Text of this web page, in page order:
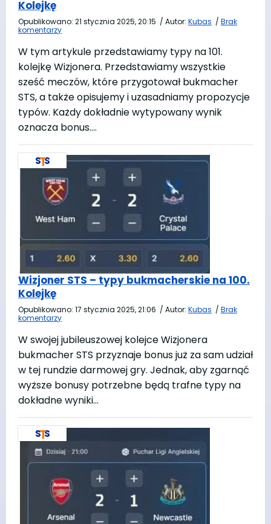
Kolejkę
Opublikowano: 21 stycznia 2025, 20:15 / Autor: Kubas / Brak
komentarzy
W tym artykule przedstawiamy typy na 101.
kolejkę Wizjonera. Przedstawiamy wszystkie
sześć meczów, które przygotował bukmacher
STS, a także opisujemy i uzasadniamy propozycje
typów. Każdy dokładnie wytypowany wynik
oznacza bonus….
Wizjoner STS – typy bukmacherskie na 100.
Kolejkę
Opublikowano: 17 stycznia 2025, 21:06 / Autor: Kubas / Brak
komentarzy
W swojej jubileuszowej kolejce Wizjonera
bukmacher STS przyznaje bonus już za sam udział
w tej rundzie darmowej gry. Jednak, aby zgarnąć
wyższe bonusy potrzebne będą trafne typy na
dokładne wyniki…